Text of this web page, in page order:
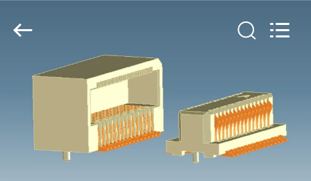
HAUS
PRODUKTE
Reserved.
Developed